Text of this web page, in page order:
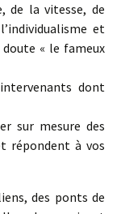
de la vitesse, de
et
doute « le fameux
dont
sur mesure des
répondent à vos
des ponts de